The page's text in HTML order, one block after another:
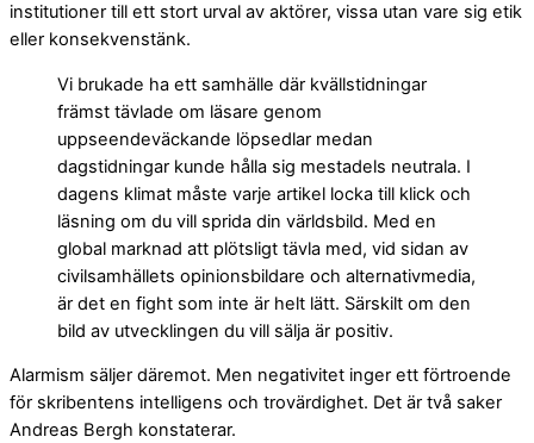
institutioner till ett stort urval av aktörer, vissa utan vare sig etik
eller konsekvenstänk.
Vi brukade ha ett samhälle där kvällstidningar
främst tävlade om läsare genom
uppseendeväckande löpsedlar medan
dagstidningar kunde hålla sig mestadels neutrala. I
dagens klimat måste varje artikel locka till klick och
läsning om du vill sprida din världsbild. Med en
global marknad att plötsligt tävla med, vid sidan av
civilsamhällets opinionsbildare och alternativmedia,
är det en fight som inte är helt lätt. Särskilt om den
bild av utvecklingen du vill sälja är positiv.
Alarmism säljer däremot. Men negativitet inger ett förtroende
för skribentens intelligens och trovärdighet. Det är två saker
Andreas Bergh konstaterar.